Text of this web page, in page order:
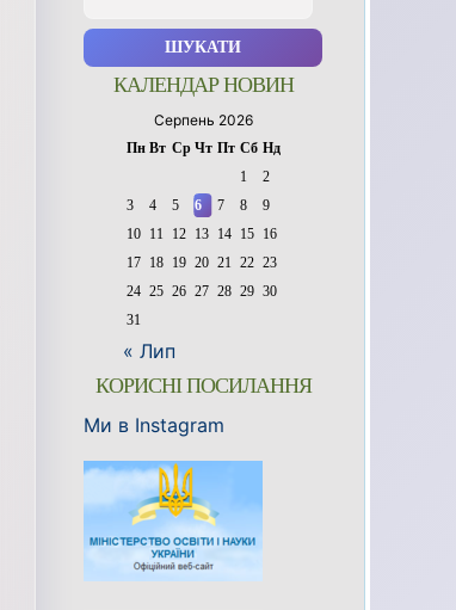
КАЛЕНДАР НОВИН
Серпень 2026
Пн Вт Ср Чт Пт Сб Нд
1
2
3
4 5 6 7 8
9
10
11 12 13 14 15
16
17
18 19 20 21 22 23
24 25 26 27 28 29 30
31
« Лип
КОРИСНІ ПОСИЛАННЯ
Ми в Instagram